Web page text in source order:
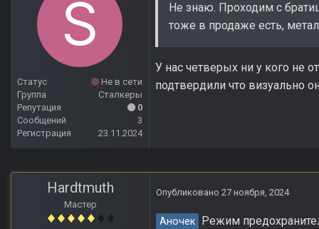
Статус
Не в сети
Группа
Сталкеры
Репутация
0
Сообщений
3
Регистрация
23.11.2024
Не знаю. Проходим с
тоже в продаже есть,
У нас четверых ни у кого не
подтвердили что визуально
Hardtmuth
Мастер
Опубликовано 27 ноября, 2024
Аночек Режим